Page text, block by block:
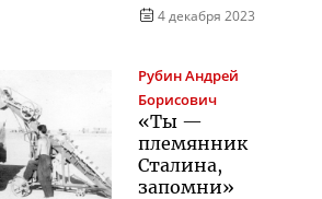
4 декабря 2023
РубинАндрей
Борисович
«Ты —
племянник
Сталина,
запомни»